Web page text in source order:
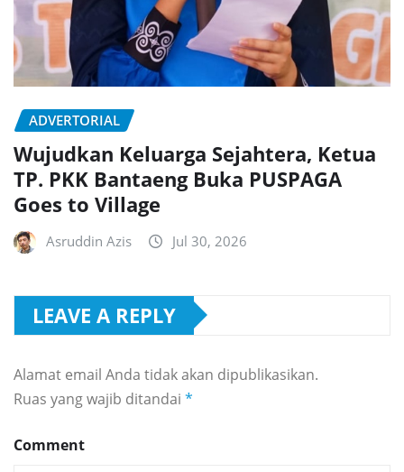
ADVERTORIAL
Wujudkan Keluarga Sejahtera, Ketua
TP. PKK Bantaeng Buka PUSPAGA
Goes to Village
Asruddin Azis Jul 30, 2026
LEAVE A REPLY
Alamat email Anda tidak akan dipublikasikan.
Ruas yang wajib ditandai *
Comment